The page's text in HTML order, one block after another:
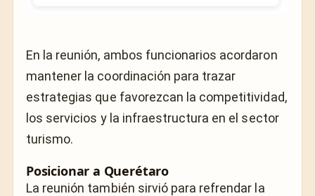
En la reunión, ambos funcionarios acordaron
mantener la coordinación para trazar
estrategias que favorezcan la competitividad,
los servicios y la infraestructura en el sector
turismo.
Posicionar a Querétaro
La reunión también sirvió para refrendar la